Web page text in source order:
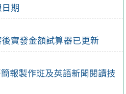
期
實發金額試算器已更新
報製作班及英語新聞閱讀技